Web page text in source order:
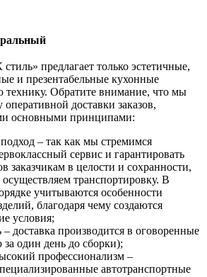
предлагает только эстетичные,
и презентабельные кухонные
технику. Обратите внимание, что мы
оперативной доставки заказов,
основными принципами:
– так как мы стремимся
сервис и гарантировать
заказчикам в целости и сохранности,
осуществляем транспортировку. В
учитываются особенности
благодаря чему создаются
условия;
– доставка производится в оговоренные
за один день до сборки);
профессионализм –
автотранспортные